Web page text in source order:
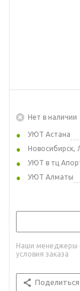
Нет в наличии
УЮТ Астана
Новосибирск,
УЮТ в тц
УЮТ Алматы
Наши менеджеры
условия заказа
Поделиться